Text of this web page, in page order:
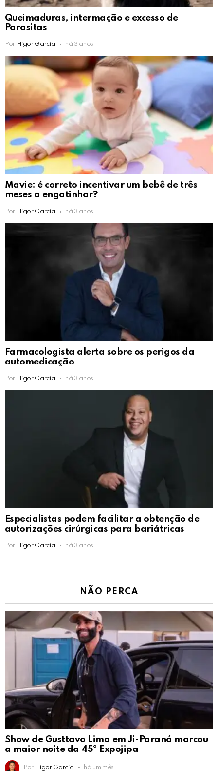
Queimaduras, intermação e excesso de
Parasitas
Por Higor Garcia há 3 anos
Mavie: é correto incentivar um bebê de três
meses a engatinhar?
Por Higor Garcia há 3 anos
Farmacologista alerta sobre os perigos da
automedicação
Por Higor Garcia há 3 anos
Especialistas podem facilitar a obtenção de
autorizações cirúrgicas para bariátricas
Por Higor Garcia há 3 anos
NÃO PERCA
Show de Gusttavo Lima em Ji-Paraná marcou
a maior noite da 45ª Expojipa
Por Higor Garcia há um mês